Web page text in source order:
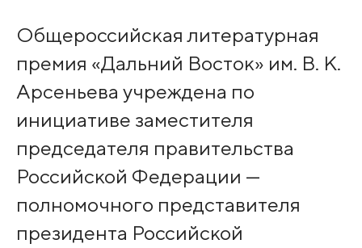
Общероссийская литературная
премия «Дальний Восток» им. В. К.
Арсеньева учреждена по
инициативе заместителя
председателя правительства
Российской Федерации —
полномочного представителя
президента Российской